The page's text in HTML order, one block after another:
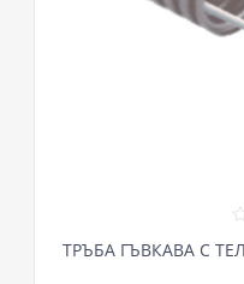
ТРЪБА ГЪВКАВА С